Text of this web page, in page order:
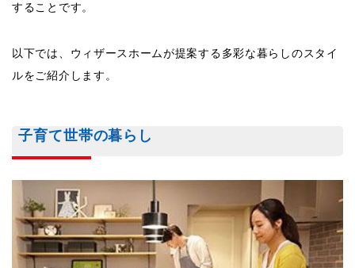
することです。
以下では、ウィザースホームが提案する多彩な暮らしのスタイ
ルをご紹介します。
子育て世帯の暮らし